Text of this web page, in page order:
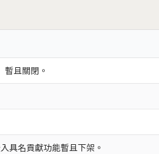
暫且關閉。
具名貢獻功能暫且下架。